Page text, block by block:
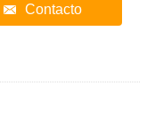
Contacto